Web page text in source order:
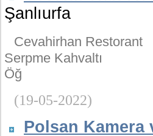
Şanlıurfa
Cevahirhan Restorant
Serpme Kahvaltı
Öğ
(19-05-2022)
Polsan Kamera